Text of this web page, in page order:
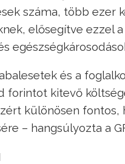
száma, több ezer
elősegítve ezzel
és a
forintot kitevő
különösen
– hangsúlyozta a